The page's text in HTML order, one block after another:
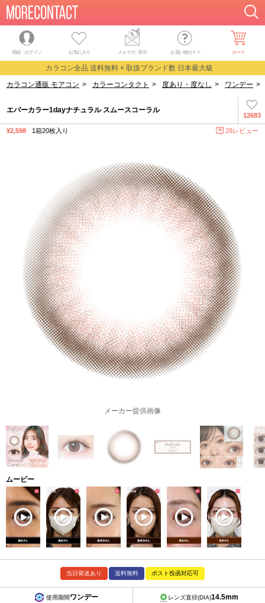
登録・ログイン お気に入り メルマガ・割引 お買い物ガイド カート
カラコン全品 送料無料 × 取扱ブランド数 日本最大級
カラコン通販 モアコン > カラーコンタクト > 度あり・度なし > ワンデー >
12683
エバーカラー1dayナチュラル スムースコーラル
¥2,598 1箱20枚入り 28レビュー
メーカー提供画像
ムービー
当日発送あり 送料無料 ポスト投函対応可
使用期間ワンデー レンズ直径(DIA)14.5mm